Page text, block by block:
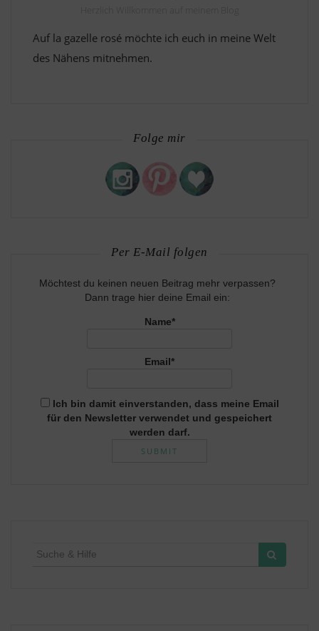
Auf la gazelle rosé möchte ich euch in meine Welt
des Nähens mitnehmen.
Folge mir
Per E-Mail folgen
Möchtest du keinen neuen Beitrag mehr verpassen?
Dann trage hier deine Email ein:
Name*
Email*
Ich bin damit einverstanden, dass meine Email
für den Newsletter verwendet und gespeichert
werden darf.